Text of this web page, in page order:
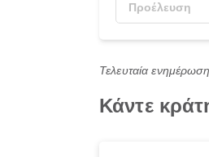
Τελευταία ενημέρωση
Κάντε